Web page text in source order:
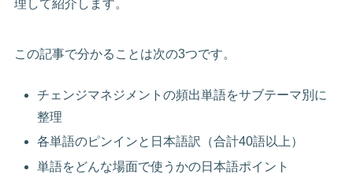
理して紹介します。
この記事で分かることは次の3つです。
チェンジマネジメントの頻出単語をサブテーマ別に
整理
各単語のピンインと日本語訳（合計40語以上）
単語をどんな場面で使うかの日本語ポイント